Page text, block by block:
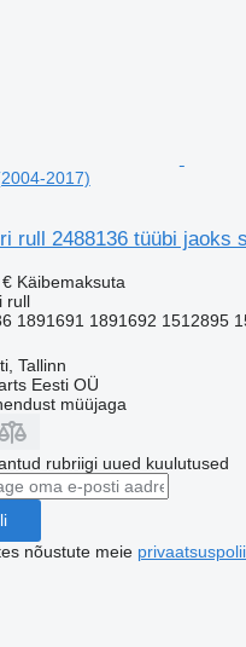
2017)
rull 2488136 tüübi jaoks
Käibemaksuta
rull
1891691 1891692 1512895
Tallinn
Eesti OÜ
müüjaga
rubriigi uued kuulutused
nõustute meie